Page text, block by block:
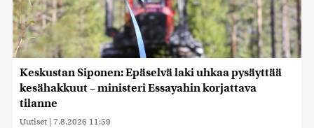
saatetaan myös siirtää ulkomaille.
Keskustan Siponen: Epäselvä laki uhkaa pysäyttää
kesähakkuut – ministeri Essayahin korjattava
tilanne
Uutiset | 7.8.2026 11:59